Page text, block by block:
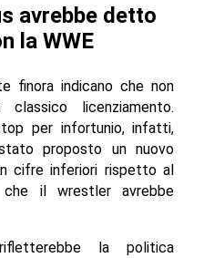
avrebbe detto
la WWE
finora indicano che non
licenziamento.
per infortunio, infatti,
proposto un nuovo
cifre inferiori rispetto al
che il wrestler avrebbe
la politica